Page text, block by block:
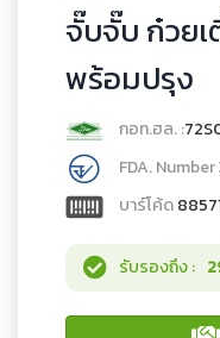
จั๊บจั๊บ ก๋วยเ
พร้อมปรุง
กอท.ฮล. :
FDA. Number
บาร์โค้ด
รับรองถึง :